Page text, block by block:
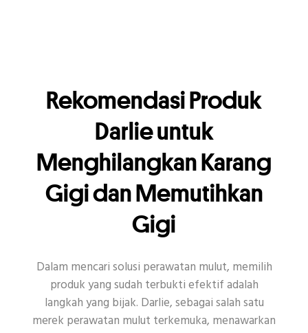
Rekomendasi Produk
Darlie untuk
Menghilangkan Karang
Gigi dan Memutihkan
Gigi
Dalam mencari solusi perawatan mulut, memilih
produk yang sudah terbukti efektif adalah
langkah yang bijak. Darlie, sebagai salah satu
merek perawatan mulut terkemuka, menawarkan